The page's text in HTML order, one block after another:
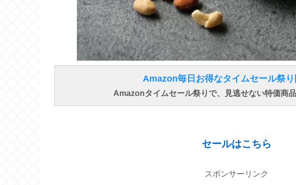
Amazon毎日お得なタイムセール祭り
Amazonタイムセール祭りで、見逃せない特価商
セールはこちら
スポンサーリンク